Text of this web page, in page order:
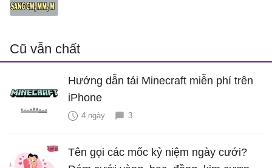
Cũ vẫn chất
Hướng dẫn tải Minecraft miễn phí trên
iPhone
4 ngày 3
Tên gọi các mốc kỷ niệm ngày cưới?